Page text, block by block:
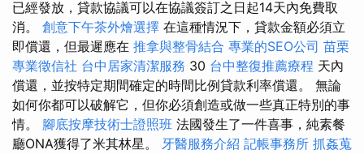
已經發放，貸款協議可以在協議簽訂之日起14天內免費取
消。 創意下午茶外燴選擇 在這種情況下，貸款金額必須立
即償還，但最遲應在 推拿與整骨結合 專業的SEO公司 苗栗
專業徵信社 台中居家清潔服務 30 台中整復推薦療程 天內
償還，並按特定期間確定的時間比例貸款利率償還。 無論
如何你都可以破解它，但你必須創造或做一些真正特別的事
情。 腳底按摩技術士證照班 法國發生了一件喜事，純素餐
廳ONA獲得了米其林星。 牙醫服務介紹 記帳事務所 抓姦蒐